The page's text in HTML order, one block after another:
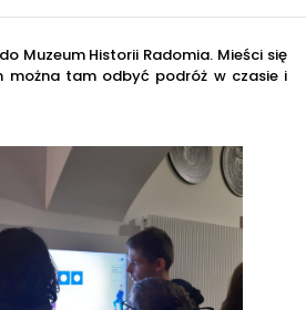
Muzeum Historii Radomia. Mieści się
można tam odbyć podróż w czasie i